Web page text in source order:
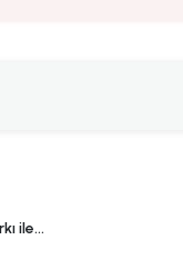
ile…